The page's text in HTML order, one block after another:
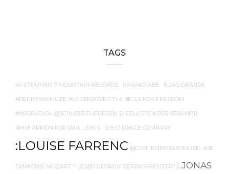
TAGS
40 STEMMEN 7 MOUNTAIN RECORDS . KANAKO ABE . ELIAS GRANDE
#DENIEUWEMUZE #LORENZOVIOTTI 4 BELLS FOR FREEDOM
#NPORADIO4 @SCHUBERTLIEDEREN 12 CELLISTEN DER BERLINER
PHILHARMONIKER {AUL LEWIS . S-E-D DANCE COMPANY
:LOUISE FARRENC @CONTEMPORARYMUSIC 40E
SYMFONIE MOZART * LESBO GEORGIY DERBAS-RICHTER* : JONAS